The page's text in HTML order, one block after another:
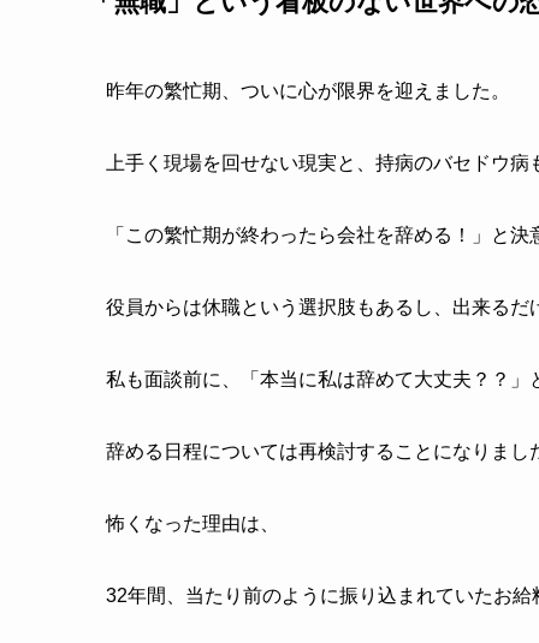
昨年の繁忙期、ついに心が限界を迎えました。
上手く現場を回せない現実と、持病のバセドウ
「この繁忙期が終わったら会社を辞める！」と
役員からは休職という選択肢もあるし、出来る
私も面談前に、「本当に私は辞めて大丈夫？？
辞める日程については再検討することになりまし
怖くなった理由は、
32年間、当たり前のように振り込まれていたお給